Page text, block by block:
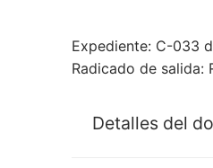
Expediente: C-033
Radicado de salida:
Detalles del